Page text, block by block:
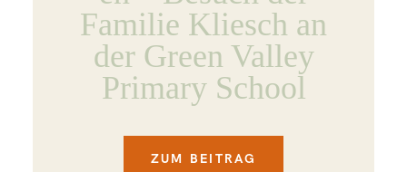
Familie Kliesch an
der Green Valley
Primary School
ZUM BEITRAG